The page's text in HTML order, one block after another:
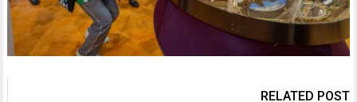
RELATED POST